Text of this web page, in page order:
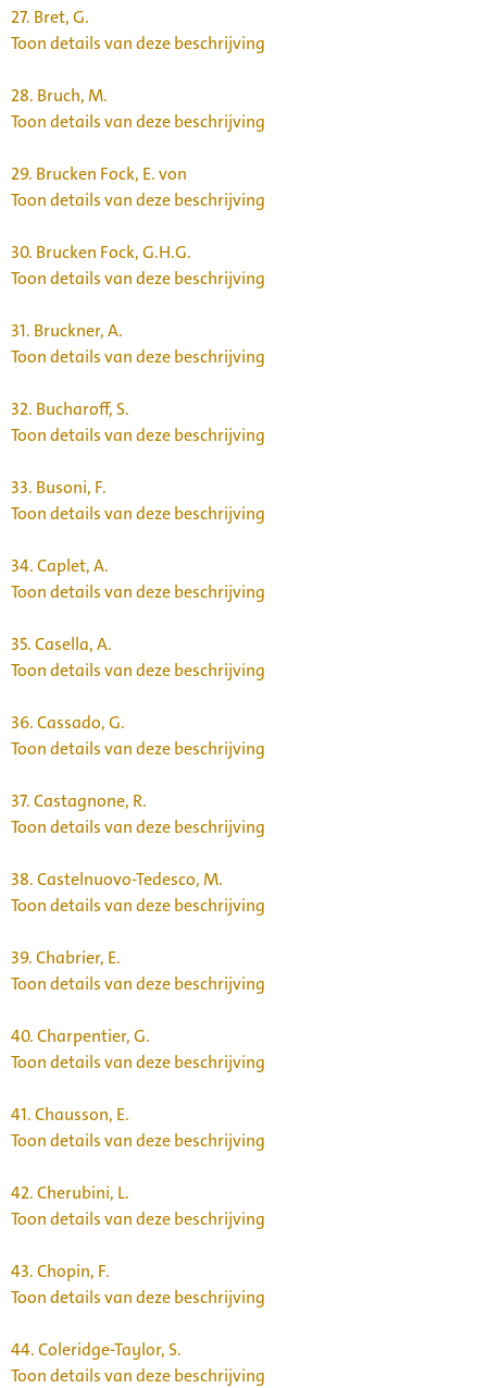
27. Bret, G.
Toon details van deze beschrijving
28. Bruch, M.
Toon details van deze beschrijving
29. Brucken Fock, E. von
Toon details van deze beschrijving
30. Brucken Fock, G.H.G.
Toon details van deze beschrijving
31. Bruckner, A.
Toon details van deze beschrijving
32. Bucharoff, S.
Toon details van deze beschrijving
33. Busoni, F.
Toon details van deze beschrijving
34.Caplet, A.
Toon details van deze beschrijving
35.Casella, A.
Toon details van deze beschrijving
36.Cassado, G.
Toon details van deze beschrijving
37.Castagnone, R.
Toon details van deze beschrijving
38.Castelnuovo-Tedesco, M.
Toon details van deze beschrijving
39.Chabrier, E.
Toon details van deze beschrijving
40.Charpentier, G.
Toon details van deze beschrijving
41.Chausson, E.
Toon details van deze beschrijving
42.Cherubini, L.
Toon details van deze beschrijving
43.Chopin, F.
Toon details van deze beschrijving
44.Coleridge-Taylor, S.
Toon details van deze beschrijving